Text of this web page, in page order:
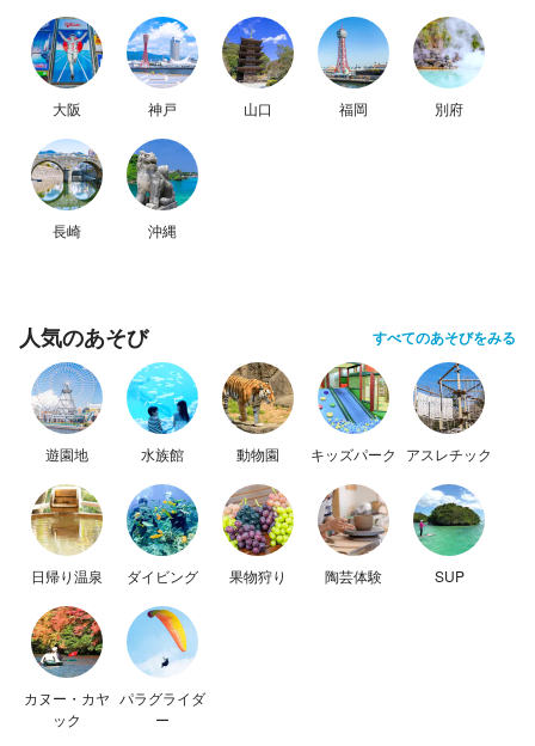
大阪 神戸 山口 福岡 別府
長崎 沖縄
人気のあそび すべてのあそびをみる
遊園地 水族館 動物園 キッズパーク アスレチック
日帰り温泉 ダイビング 果物狩り 陶芸体験 SUP
カヌー・カヤ
ック
パラグライダ
ー